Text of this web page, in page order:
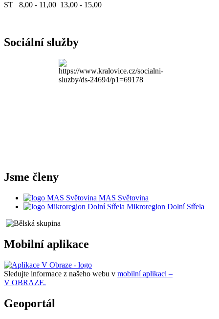
ST 8,00 - 11,00 13,00 - 15,00
Sociální služby
Jsme členy
MAS Světovina
Mikroregion Dolní Střela
Mobilní aplikace
Sledujte informace z našeho webu v mobilní aplikaci –
V OBRAZE.
Geoportál